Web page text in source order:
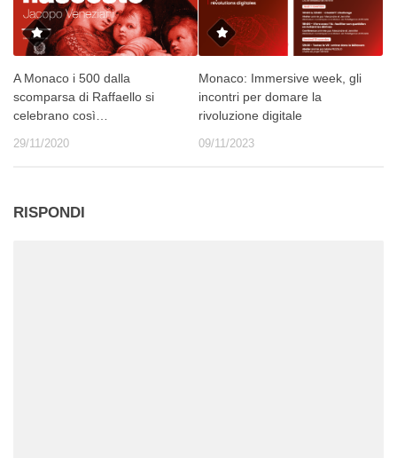
A Monaco i 500 dalla
scomparsa di Raffaello si
celebrano così…
29/11/2020
Monaco: Immersive week, gli
incontri per domare la
rivoluzione digitale
09/11/2023
RISPONDI